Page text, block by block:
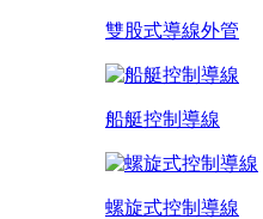
雙股式導線外管
船艇控制導線
螺旋式控制導線